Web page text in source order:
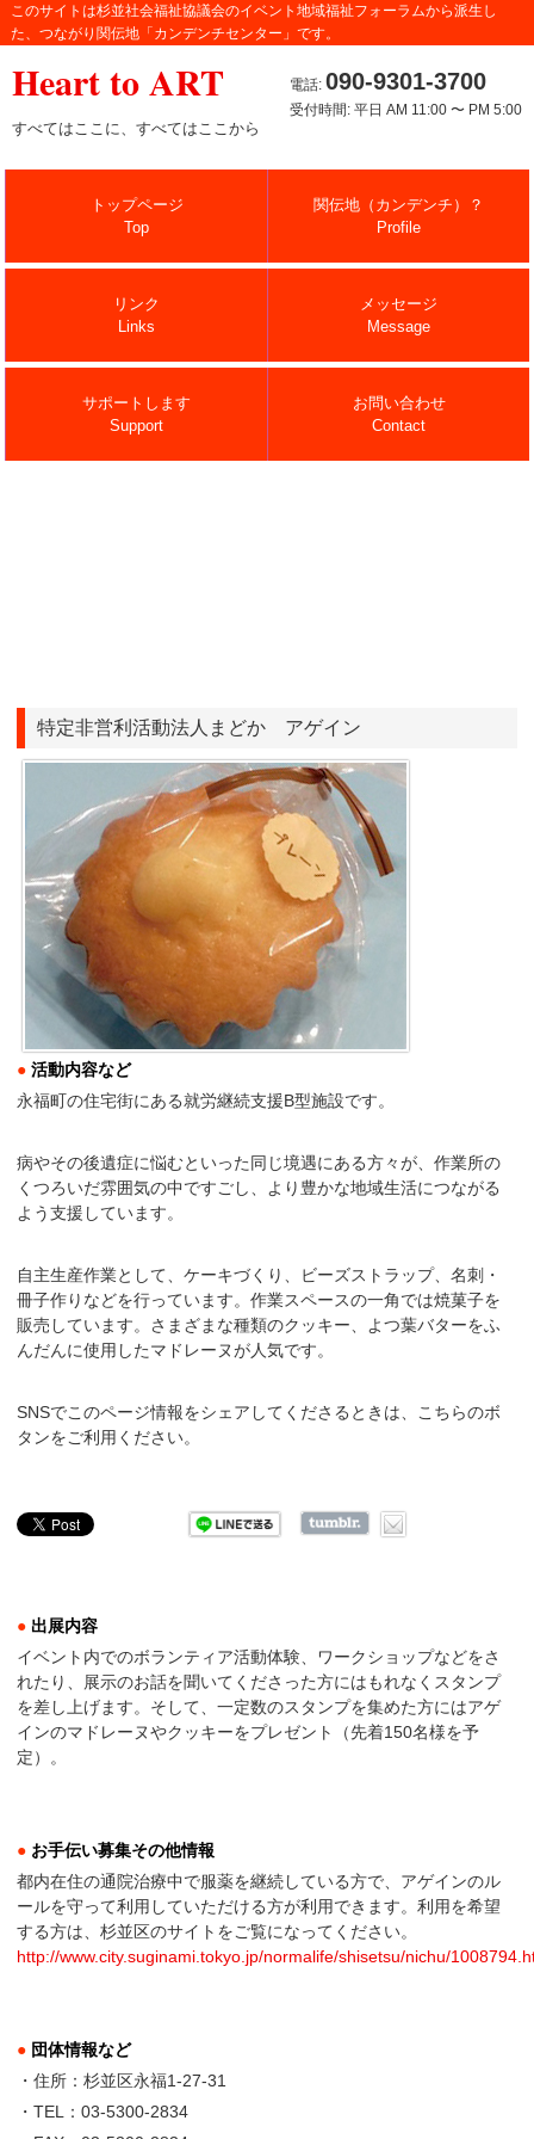
このサイトは杉並社会福祉協議会のイベント地域福祉フォーラムから派生し
た、つながり関伝地「カンデンチセンター」です。
Heart to ART
すべてはここに、すべてはここから
電話: 090-9301-3700
受付時間: 平日 AM 11:00 〜 PM 5:00
トップページ
Top
関伝地（カンデンチ）？
Profile
リンク
Links
メッセージ
Message
サポートします
Support
お問い合わせ
Contact
特定非営利活動法人まどか アゲイン
● 活動内容など
永福町の住宅街にある就労継続支援B型施設です。
病やその後遺症に悩むといった同じ境遇にある方々が、作業所の
くつろいだ雰囲気の中ですごし、より豊かな地域生活につながる
よう支援しています。
自主生産作業として、ケーキづくり、ビーズストラップ、名刺・
冊子作りなどを行っています。作業スペースの一角では焼菓子を
販売しています。さまざまな種類のクッキー、よつ葉バターをふ
んだんに使用したマドレーヌが人気です。
SNSでこのページ情報をシェアしてくださるときは、こちらのボ
タンをご利用ください。
● 出展内容
イベント内でのボランティア活動体験、ワークショップなどをさ
れたり、展示のお話を聞いてくださった方にはもれなくスタンプ
を差し上げます。そして、一定数のスタンプを集めた方にはアゲ
インのマドレーヌやクッキーをプレゼント（先着150名様を予
定）。
● お手伝い募集その他情報
都内在住の通院治療中で服薬を継続している方で、アゲインのル
ールを守って利用していただける方が利用できます。利用を希望
する方は、杉並区のサイトをご覧になってください。
http://www.city.suginami.tokyo.jp/normalife/shisetsu/nichu/
● 団体情報など
・住所：杉並区永福1-27-31
・TEL：03-5300-2834